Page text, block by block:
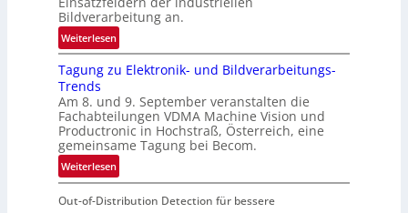
M
ö
g
l
c
h
k
e
i
k
e
h
e
r
i
n
V
I
S
Bildverarbeitung an.
Weiterlesen:
G
u
d
e
d
T
o
r
Tagung zu Elektronik- und Bildverarbeitungs-
Trends
Am 8. und 9. September veranstalten die
Fachabteilungen VDMA Machine Vision und
Productronic in Hochstraß, Österreich, eine
gemeinsame Tagung bei Becom.
Weiterlesen:
T
a
Out-of-Distribution Detection für bessere